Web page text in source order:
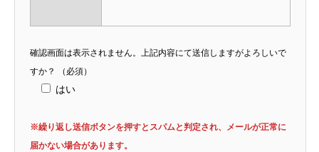
確認画面は表示されません。上記内容にて送信しますがよろしいで
すか？
（必須）
はい
※繰り返し送信ボタンを押すとスパムと判定され、メールが正常に
届かない場合があります。